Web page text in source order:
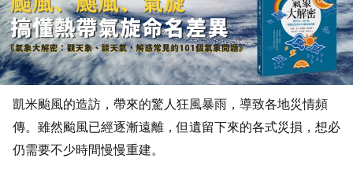
凱米颱風的造訪，帶來的驚人狂風暴雨，導致各地災情頻
傳。雖然颱風已經逐漸遠離，但遺留下來的各式災損，想必
仍需要不少時間慢慢重建。